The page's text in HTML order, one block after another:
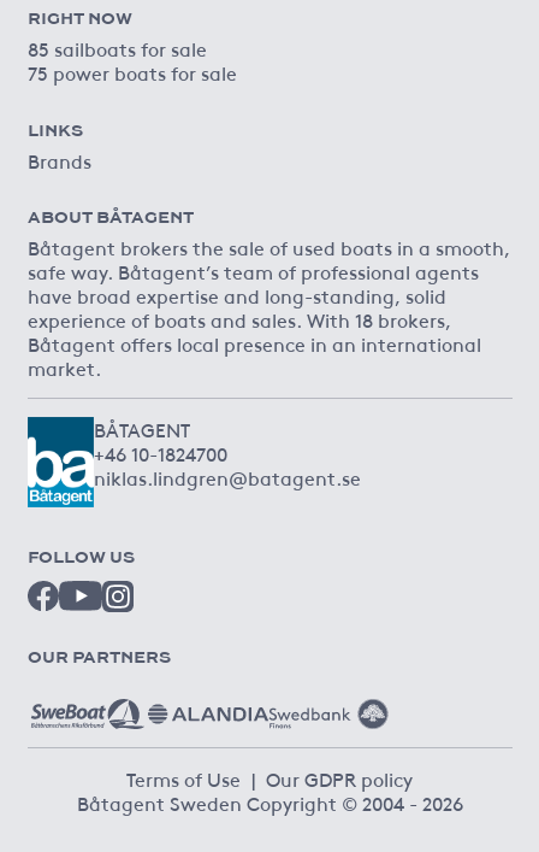
RIGHT NOW
85 sailboats for sale
75 power boats for sale
LINKS
Brands
ABOUT BÅTAGENT
Båtagent brokers the sale of used boats in a smooth,
safe way. Båtagent’s team of professional agents
have broad expertise and long-standing, solid
experience of boats and sales. With 18 brokers,
Båtagent offers local presence in an international
market.
BÅTAGENT
+46 10-1824700
niklas.lindgren@batagent.se
FOLLOW US
OUR PARTNERS
Terms of Use | Our GDPR policy
Båtagent Sweden Copyright © 2004 - 2026